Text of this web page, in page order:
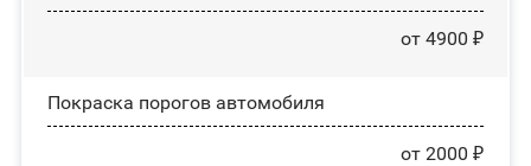
от 4900 ₽
Покраска порогов автомобиля
от 2000 ₽